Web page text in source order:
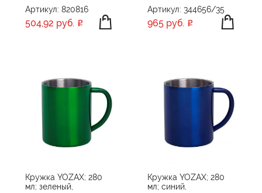
Артикул: 820816
504,92 руб.
Артикул: 344656/35
965 руб.
Кружка YOZAX; 280
мл; зеленый,
Кружка YOZAX; 280
мл; синий,